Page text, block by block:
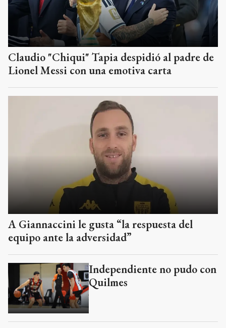
Claudio "Chiqui" Tapia despidió al padre de
Lionel Messi con una emotiva carta
A Giannaccini le gusta “la respuesta del
equipo ante la adversidad”
Independiente no pudo con
Quilmes